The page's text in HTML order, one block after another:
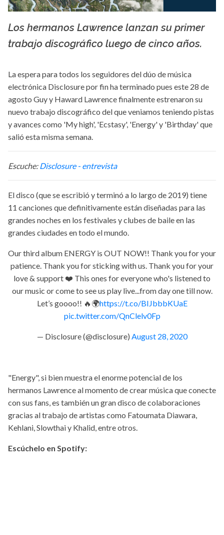
Facebook Disclosure
Los hermanos Lawrence lanzan su primer
trabajo discográfico luego de cinco años.
La espera para todos los seguidores del dúo de música
electrónica Disclosure por fin ha terminado pues este 28 de
agosto Guy y Haward Lawrence finalmente estrenaron su
nuevo trabajo discográfico del que veniamos teniendo pistas
y avances como 'My high', 'Ecstasy', 'Energy' y 'Birthday' que
salió esta misma semana.
Escuche:Disclosure - entrevista
El disco (que se escribió y terminó a lo largo de 2019) tiene
11 canciones que definitivamente están diseñadas para las
grandes noches en los festivales y clubes de baile en las
grandes ciudades en todo el mundo.
Our third album ENERGY is OUT NOW!! Thank you for your
patience. Thank you for sticking with us. Thank you for your
love & support ❤️ This ones for everyone who's listened to
our music or come to see us play live...from day one till now.
Let’s goooo!! 🔥🌍https://t.co/BIJbbbKUaE
pic.twitter.com/QnClelv0Fp
— Disclosure (@disclosure) August 28, 2020
"Energy", si bien muestra el enorme potencial de los
hermanos Lawrence al momento de crear música que conecte
con sus fans, es también un gran disco de colaboraciones
gracias al trabajo de artistas como Fatoumata Diawara,
Kehlani, Slowthai y Khalid, entre otros.
Escúchelo en Spotify: